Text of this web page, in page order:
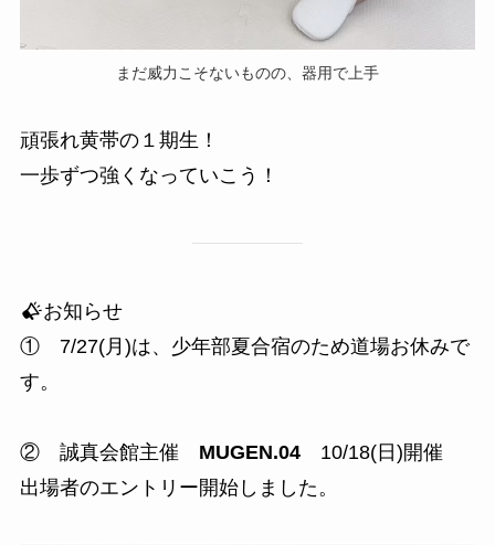
まだ威力こそないものの、器用で上手
頑張れ黄帯の１期生！
一歩ずつ強くなっていこう！
お知らせ
① 7/27(月)は、少年部夏合宿のため道場お休みで
す。
② 誠真会館主催 MUGEN.0410/18(日)開催
出場者のエントリー開始しました。